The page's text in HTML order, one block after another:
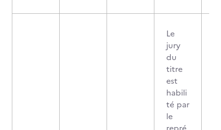
Le
jury
du
titre
est
habili
té par
le